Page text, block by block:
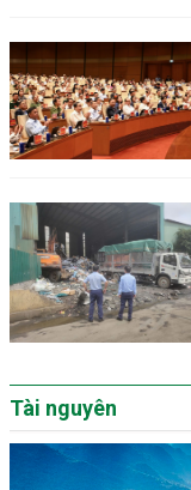
Tài nguyên